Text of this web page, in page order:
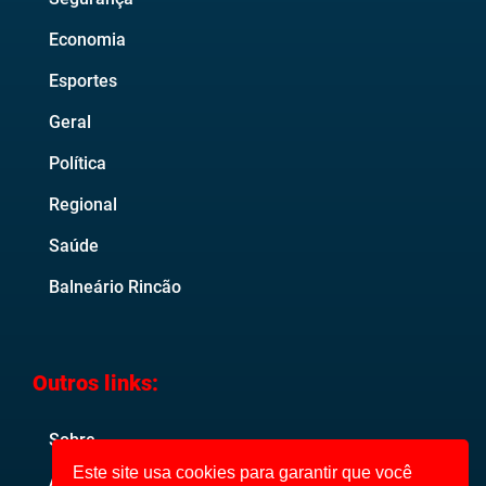
Economia
Esportes
Geral
Política
Regional
Saúde
Balneário Rincão
Outros links:
Sobre
Anuncie
Este site usa cookies para garantir que você